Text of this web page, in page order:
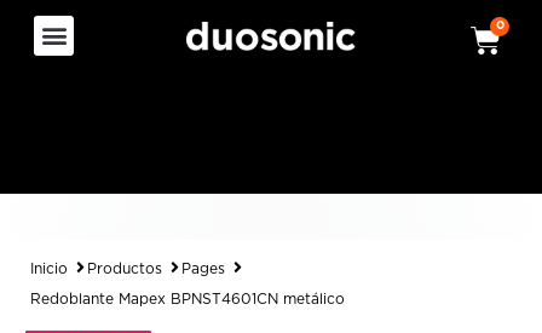
0
Inicio Productos Pages
Redoblante Mapex BPNST4601CN metálico